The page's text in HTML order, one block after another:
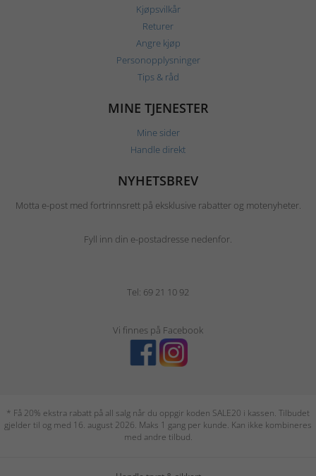
Kjøpsvilkår
Returer
Angre kjøp
Personopplysninger
Tips & råd
MINE TJENESTER
Mine sider
Handle direkt
NYHETSBREV
Motta e-post med fortrinnsrett på eksklusive rabatter og motenyheter.
Fyll inn din e-postadresse nedenfor.
Tel: 69 21 10 92
Vi finnes på Facebook
* Få 20% ekstra rabatt på all salg når du oppgir koden SALE20 i kassen. Tilbudet
gjelder til og med 16. august 2026. Maks 1 gang per kunde. Kan ikke kombineres
med andre tilbud.